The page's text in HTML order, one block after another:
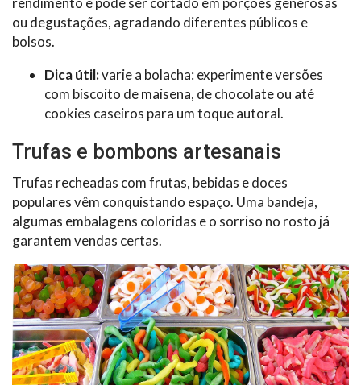
ou degustações, agradando diferentes públicos e
bolsos.
Dica útil:varie a bolacha: experimente versões
com biscoito de maisena, de chocolate ou até
cookies caseiros para um toque autoral.
Trufas e bombons artesanais
Trufas recheadas com frutas, bebidas e doces
populares vêm conquistando espaço. Uma bandeja,
algumas embalagens coloridas e o sorriso no rosto já
garantem vendas certas.